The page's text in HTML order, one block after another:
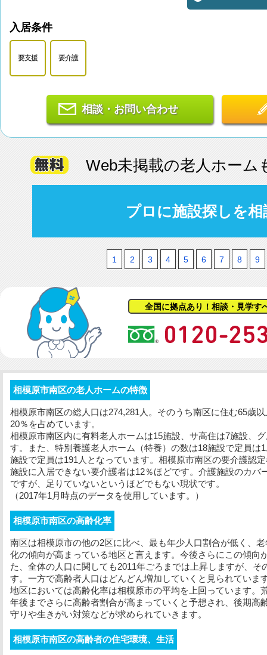
入居条件
要支援 要介護
相談・お問い合わせ
Web未掲載の老人ホーム
プロに施設探しを
1 2 3 4 5 6 7 8 9
全国に拠点あり！相談・見学す
相模原市南区の老人ホームの特徴
相模原市南区の総人口は274,281人。そのうち南区に住む65歳
20％を占めています。
相模原市南区内に有料老人ホームは15施設、サ高住は7施設、
す。また、特別養護老人ホーム（特養）の数は18施設で定員は
施設で定員は191人となっています。相模原市南区の要介護認
施設に入居できない要介護者は12％ほどです。介護施設のカバ
ですが、足りていないというほどでもない現状です。
（2017年1月時点のデータを使用しています。）
相模原市南区の高齢化率
南区は相模原市の他の2区に比べ、最も年少人口割合が低く、
化の傾向が高まっている地区と言えます。今後さらにこの傾向
た、全体の人口に関しても2011年ごろまでは上昇しますが、
す。一方で高齢者人口はどんどん増加していくと見られていま
地区においては高齢化率は相模原市の平均を上回っています。
年後までさらに高齢者割合が高まっていくと予想され、後期高
守りや生きがい対策などが求められていきます。
相模原市南区の高齢者の住宅環境、生活